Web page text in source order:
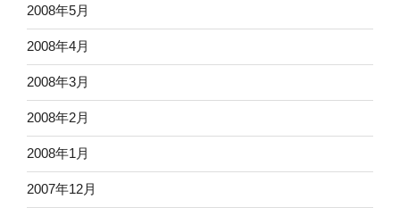
2008年5月
2008年4月
2008年3月
2008年2月
2008年1月
2007年12月